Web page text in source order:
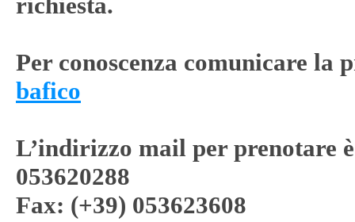
Per conoscenza comunicare la
bafico
L’indirizzo mail per prenotare
053620288
Fax: (+39) 053623608